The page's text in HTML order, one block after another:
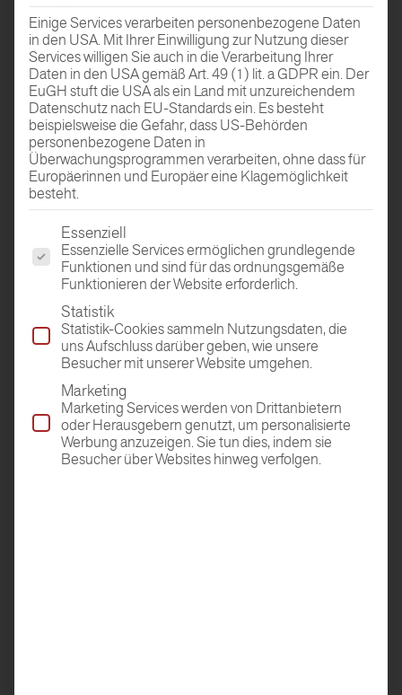
PROJECT by HAFRO
ZUR NEWS-ÜBERSICHT
HAFRO EDLE HOLZBÖDEN
Einige Services verarbeiten personenbezogene Daten
in den USA. Mit Ihrer Einwilligung zur Nutzung dieser
Services willigen Sie auch in die Verarbeitung Ihrer
Daten in den USA gemäß Art. 49 (1) lit. a GDPR ein. Der
EuGH stuft die USA als ein Land mit unzureichendem
Datenschutz nach EU-Standards ein. Es besteht
beispielsweise die Gefahr, dass US-Behörden
personenbezogene Daten in
Überwachungsprogrammen verarbeiten, ohne dass für
Europäerinnen und Europäer eine Klagemöglichkeit
besteht.
Es folgt eine Liste der Service-Gruppen, für die eine
Essenziell
Essenzielle Services ermöglichen grundlegende
Funktionen und sind für das ordnungsgemäße
Funktionieren der Website erforderlich.
Statistik
Statistik-Cookies sammeln Nutzungsdaten, die
uns Aufschluss darüber geben, wie unsere
Besucher mit unserer Website umgehen.
Marketing
Marketing Services werden von Drittanbietern
oder Herausgebern genutzt, um personalisierte
Werbung anzuzeigen. Sie tun dies, indem sie
Besucher über Websites hinweg verfolgen.